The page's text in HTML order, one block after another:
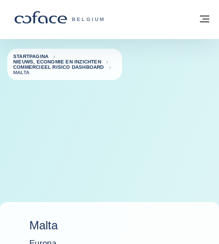
COFACE, FOR TRADE - GROEP
BELGIUM
Terug naar startpagina
STARTPAGINA
NIEUWS, ECONOMIE EN INZICHTEN
COMMERCIEEL RISICO DASHBOARD
MALTA
Malta